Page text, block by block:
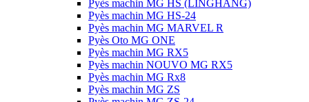
Pyès machin MG HS (LINGHANG)
Pyès machin MG HS-24
Pyès machin MG MARVEL R
Pyès Oto MG ONE
Pyès machin MG RX5
Pyès machin NOUVO MG RX5
Pyès machin MG Rx8
Pyès machin MG ZS